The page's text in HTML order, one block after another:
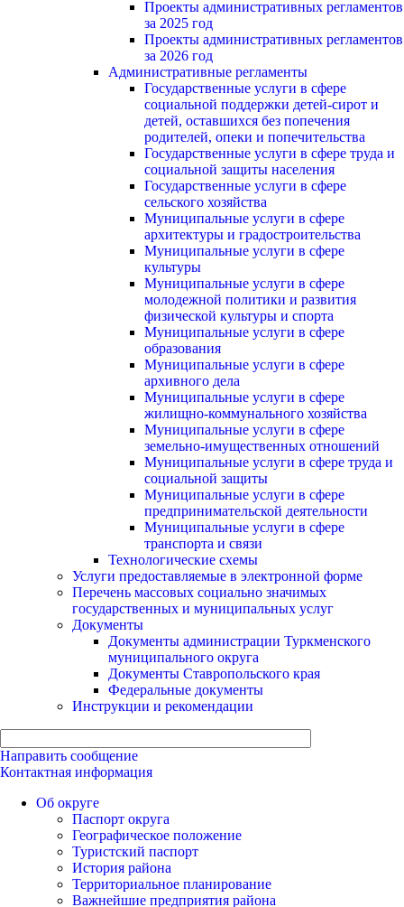
Проекты административных регламентов
за 2025 год
Проекты административных регламентов
за 2026 год
Административные регламенты
Государственные услуги в сфере
социальной поддержки детей-сирот и
детей, оставшихся без попечения
родителей, опеки и попечительства
Государственные услуги в сфере труда и
социальной защиты населения
Государственные услуги в сфере
сельского хозяйства
Муниципальные услуги в сфере
архитектуры и градостроительства
Муниципальные услуги в сфере
культуры
Муниципальные услуги в сфере
молодежной политики и развития
физической культуры и спорта
Муниципальные услуги в сфере
образования
Муниципальные услуги в сфере
архивного дела
Муниципальные услуги в сфере
жилищно-коммунального хозяйства
Муниципальные услуги в сфере
земельно-имущественных отношений
Муниципальные услуги в сфере труда и
социальной защиты
Муниципальные услуги в сфере
предпринимательской деятельности
Муниципальные услуги в сфере
транспорта и связи
Технологические схемы
Услуги предоставляемые в электронной форме
Перечень массовых социально значимых
государственных и муниципальных услуг
Документы
Документы администрации Туркменского
муниципального округа
Документы Ставропольского края
Федеральные документы
Инструкции и рекомендации
Направить сообщение
Контактная информация
Об округе
Паспорт округа
Географическое положение
Туристский паспорт
История района
Территориальное планирование
Важнейшие предприятия района